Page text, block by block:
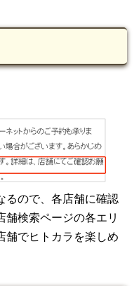
るので、各店舗に確認
舗検索ページの各エリ
舗でヒトカラを楽しめ